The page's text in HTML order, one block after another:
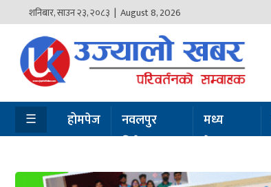
शनिबार,साउन२३,२०८३ | August 8, 2026
होमपेज
नवलपुर
विशेष
☰ होमपेज
नवलपुर
विशेष
मध्य
नेपाल